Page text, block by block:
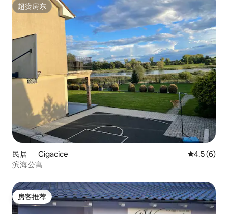
超赞房东
超赞房东
民居 ｜ Cigacice 平均评分
4.5 (6)
滨海公寓
房客推荐
房客推荐